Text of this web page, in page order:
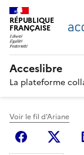
RÉPUBLIQUE
FRANÇAISE
Acceslibre
La plateforme
Voir le fil d'Ariane
FacebookX